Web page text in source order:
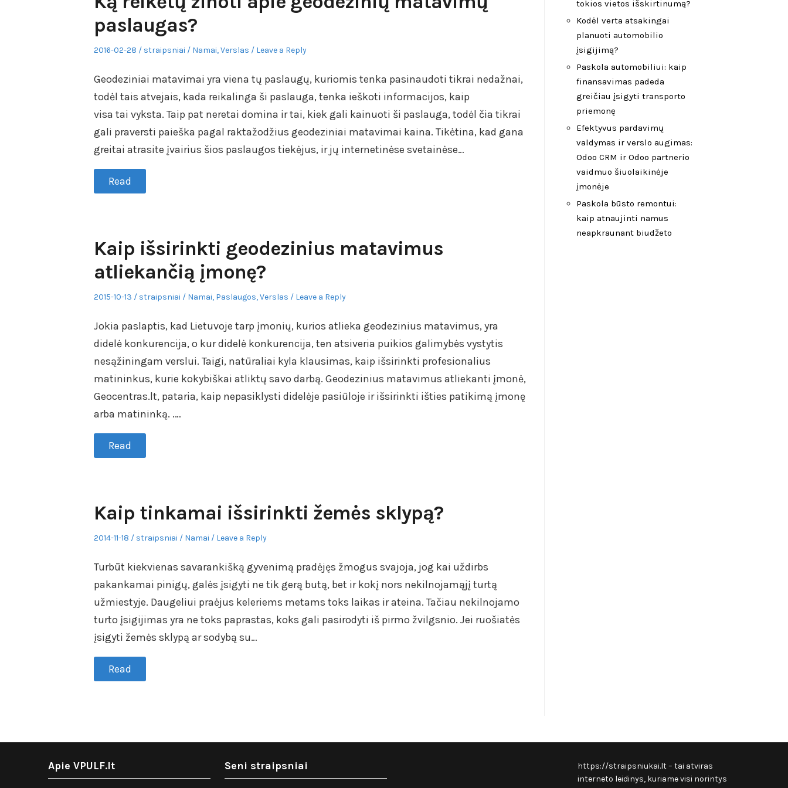
paslaugas?
Posted
2016-02-28 Author
straipsniai
Posted
Namai,Verslas Leave a Reply
Geodeziniai matavimai yra viena tų paslaugų, kuriomis tenka pasinaudoti tikrai nedažnai,
todėl tais atvejais, kada reikalinga ši paslauga, tenka ieškoti informacijos, kaip
visa tai vyksta. Taip pat neretai domina ir tai, kiek gali kainuoti ši paslauga, todėl čia tikrai
gali praversti paieška pagal raktažodžius geodeziniai matavimai kaina. Tikėtina, kad gana
greitai atrasite įvairius šios paslaugos tiekėjus, ir jų internetinėse svetainėse…
Read
Kaip išsirinkti geodezinius matavimus
atliekančią įmonę?
Posted
2015-10-13 Author
straipsniai
Posted
Namai, Paslaugos,Verslas Leave a Reply
Jokia paslaptis, kad Lietuvoje tarp įmonių, kurios atlieka geodezinius matavimus, yra
didelė konkurencija, o kur didelė konkurencija, ten atsiveria puikios galimybės vystytis
nesąžiningam verslui. Taigi, natūraliai kyla klausimas, kaip išsirinkti profesionalius
matininkus, kurie kokybiškai atliktų savo darbą. Geodezinius matavimus atliekanti įmonė,
Geocentras.lt, pataria, kaip nepasiklysti didelėje pasiūloje ir išsirinkti išties patikimą įmonę
arba matininką. .…
Read
Kaip tinkamai išsirinkti žemės sklypą?
Posted
2014-11-18 Author
straipsniai
Posted
Namai Leave a Reply
Turbūt kiekvienas savarankišką gyvenimą pradėjęs žmogus svajoja, jog kai uždirbs
pakankamai pinigų, galės įsigyti ne tik gerą butą, bet ir kokį nors nekilnojamąjį turtą
užmiestyje. Daugeliui praėjus keleriems metams toks laikas ir ateina. Tačiau nekilnojamo
turto įsigijimas yra ne toks paprastas, koks gali pasirodyti iš pirmo žvilgsnio. Jei ruošiatės
įsigyti žemės sklypą ar sodybą su…
Read
tokios vietos išskirtinumą?
Kodėl verta atsakingai
planuoti automobilio
įsigijimą?
Paskola automobiliui: kaip
finansavimas padeda
greičiau įsigyti transporto
priemonę
Efektyvus pardavimų
valdymas ir verslo augimas:
Odoo CRM ir Odoo partnerio
vaidmuo šiuolaikinėje
įmonėje
Paskola būsto remontui:
kaip atnaujinti namus
neapkraunant biudžeto
Apie VPULF.lt Seni straipsniai https://straipsniukai.lt– tai atviras
interneto leidinys, kuriame visi norintys